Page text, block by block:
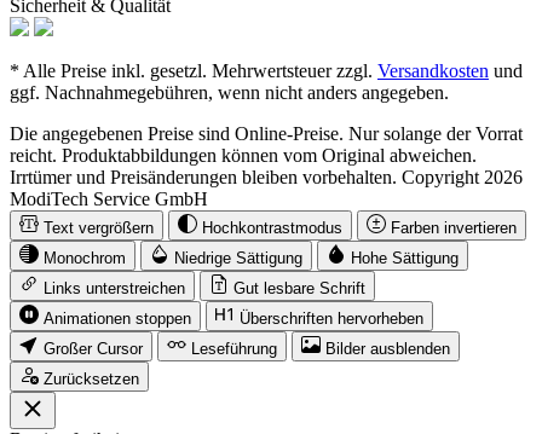
Sicherheit & Qualität
* Alle Preise inkl. gesetzl. Mehrwertsteuer zzgl. Versandkosten und
ggf. Nachnahmegebühren, wenn nicht anders angegeben.
Die angegebenen Preise sind Online-Preise. Nur solange der Vorrat
reicht. Produktabbildungen können vom Original abweichen.
Irrtümer und Preisänderungen bleiben vorbehalten. Copyright 2026
ModiTech Service GmbH
Text vergrößern Hochkontrastmodus
Farben invertieren
Monochrom
Niedrige Sättigung
Hohe Sättigung
Links unterstreichen
Gut lesbare Schrift
Animationen stoppen
Überschriften hervorheben
Großer Cursor
Leseführung
Bilder ausblenden
Zurücksetzen